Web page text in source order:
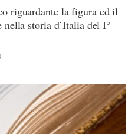
riguardante la figura ed il
nella storia d’Italia del I°